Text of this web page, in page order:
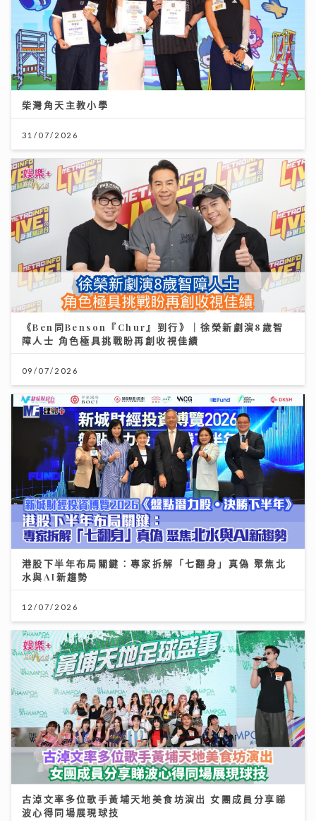
柴灣角天主教小學
31/07/2026
《Ben同Benson『Chur』到行》｜徐榮新劇演8歲智
障人士 角色極具挑戰盼再創收視佳績
09/07/2026
港股下半年布局關鍵：專家拆解「七翻身」真偽 聚焦北
水與AI新趨勢
12/07/2026
古淖文率多位歌手黃埔天地美食坊演出 女團成員分享睇
波心得同場展現球技